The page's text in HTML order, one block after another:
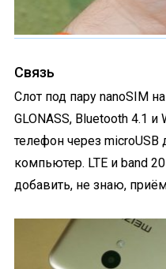
Связь
Слот под пару nanoSIM
GLONASS, Bluetooth 4.1
телефон через
компьютер. LTE и band
добавить, не знаю,